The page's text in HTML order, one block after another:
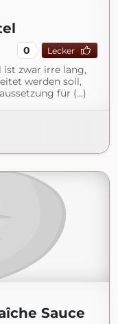
0 Lecker
zwar irre lang,
werden soll,
für (...)
Sauce